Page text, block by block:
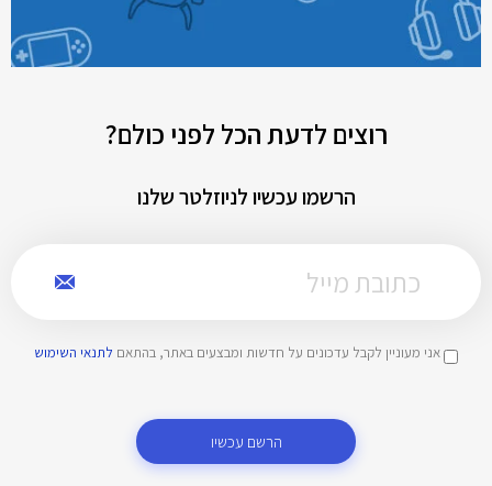
רוצים לדעת הכל לפני כולם?
הרשמו עכשיו לניוזלטר שלנו
אני מעוניין לקבל עדכונים על חדשות ומבצעים באתר, בהתאם לתנאי השימוש
הרשם עכשיו